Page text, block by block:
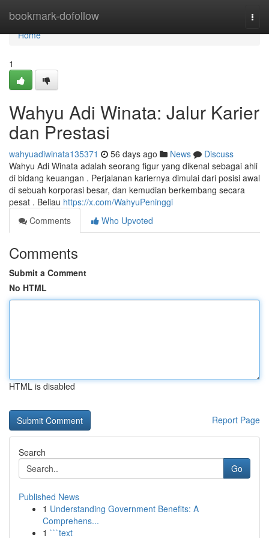
bookmark-dofollow
Home
Home
1
Wahyu Adi Winata: Jalur Karier
dan Prestasi
wahyuadiwinata135371 56 days ago News
Discuss
Wahyu Adi Winata adalah seorang figur yang dikenal sebagai ahli
di bidang keuangan . Perjalanan kariernya dimulai dari posisi awal
di sebuah korporasi besar, dan kemudian berkembang secara
pesat . Beliau https://x.com/WahyuPeninggi
Comments
Who Upvoted
Comments
Submit a Comment
No HTML
HTML is disabled
Report Page
Search
Go
Published News
1 Understanding Government Benefits: A
Comprehens...
1 ```text